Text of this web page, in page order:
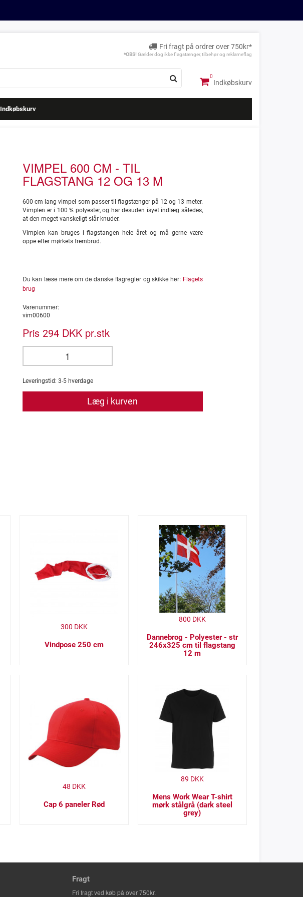
Fri fragt på ordrer over 750kr*
*OBS! Gælder dog ikke flagstænger, tilbehør og reklameflag
Indkøbskurv
Indkøbskurv
VIMPEL 600 CM - TIL
FLAGSTANG 12 OG 13 M
600 cm lang vimpel som passer til flagstænger på 12 og 13 meter.
Vimplen er i 100 % polyester, og har desuden isyet indlæg således,
at den meget vanskeligt slår knuder.
Vimplen kan bruges i flagstangen hele året og må gerne være
oppe efter mørkets frembrud.
Du kan læse mere om de danske flagregler og skikke her: Flagets
brug
Varenummer:
vim00600
Pris 294 DKK pr.stk
Leveringstid: 3-5 hverdage
Læg i kurven
Vindpose 250 cm
300 DKK
Dannebrog - Polyester - str
246x325 cm til flagstang
12 m
800 DKK
Cap 6 paneler Rød
48 DKK
Mens Work Wear T-shirt
mørk stålgrå (dark steel
grey)
89 DKK
Fragt
Fri fragt ved køb på over 750kr.